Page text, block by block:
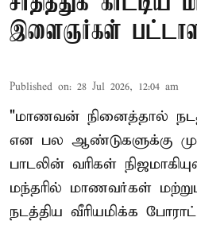
இளைஞர்கள்
Published on: 28 Jul 2026, 12:04 am
"மாணவன் நினைத்தால்
என பல ஆண்டுகளுக்கு
பாடலின் வரிகள்
மந்தரில் மாணவர்கள்
நடத்திய வீரியமிக்க